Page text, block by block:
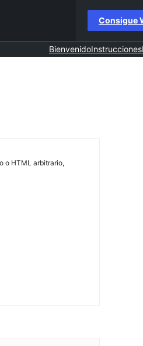
Consigue
BienvenidoInstrucciones
o HTML arbitrario,